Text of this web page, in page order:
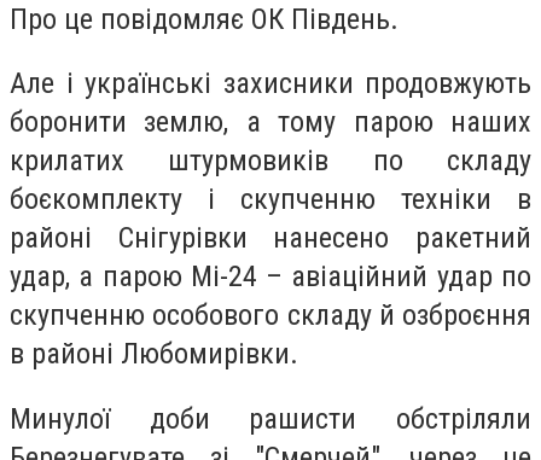
Про це повідомляє ОК Південь.
Але і українські захисники продовжують
боронити землю, а тому парою наших
крилатих штурмовиків по складу
боєкомплекту і скупченню техніки в
районі Снігурівки нанесено ракетний
удар, а парою Мі-24 – авіаційний удар по
скупченню особового складу й озброєння
в районі Любомирівки.
Минулої доби рашисти обстріляли